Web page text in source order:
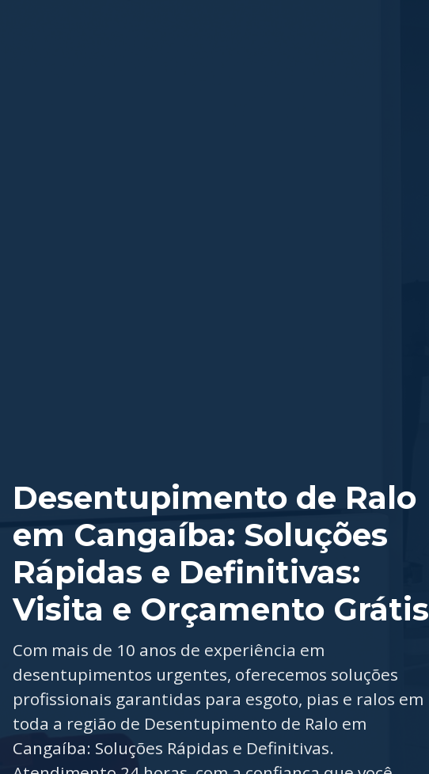
Desentupimento de Ralo
em Cangaíba: Soluções
Rápidas e Definitivas:
Visita e Orçamento Grátis
Com mais de 10 anos de experiência em
desentupimentos urgentes, oferecemos soluções
profissionais garantidas para esgoto, pias e ralos em
toda a região de Desentupimento de Ralo em
Cangaíba: Soluções Rápidas e Definitivas.